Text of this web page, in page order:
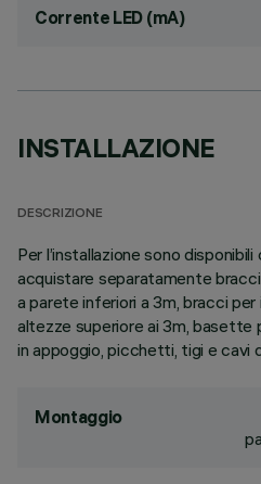
Corrente LED (mA)
INSTALLAZIONE
DESCRIZIONE
Per l’installazione sono
acquistare separatamente
a parete inferiori a 3m, bracci
altezze superiore ai 3m,
in appoggio, picchetti, tigi e cavi
Montaggio